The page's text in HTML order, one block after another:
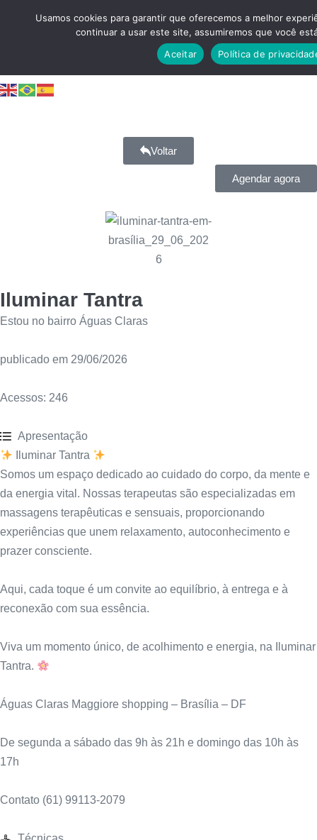
Voltar
Agendar agora
Iluminar Tantra
Estou no bairro Águas Claras
publicado em 29/06/2026
Acessos: 246
Apresentação
Iluminar Tantra
Somos um espaço dedicado ao cuidado do corpo, da mente e
da energia vital. Nossas terapeutas são especializadas em
massagens terapêuticas e sensuais, proporcionando
experiências que unem relaxamento, autoconhecimento e
prazer consciente.
Aqui, cada toque é um convite ao equilíbrio, à entrega e à
reconexão com sua essência.
Viva um momento único, de acolhimento e energia, na Iluminar
Tantra.
Águas Claras Maggiore shopping – Brasília – DF
De segunda a sábado das 9h às 21h e domingo das 10h às
17h
Contato (61) 99113-2079
Usamos cookies para garantir que oferecemos a melhor
continuar a usar este site, assumiremos que você
Aceitar
Política de